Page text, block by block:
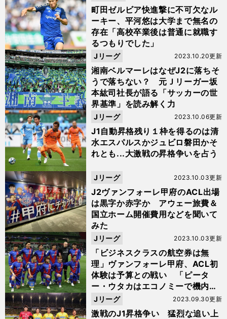
町田ゼルビア快進撃に不可欠なル
ーキー、平河悠は大学まで無名の
存在「高校卒業後は普通に就職す
るつもりでした」
湘南ベルマーレはなぜJ2に落ちそ
うで落ちない？ 元Ｊリーガー坂
本紘司社長が語る「サッカーの世
界基準」を読み解く力
2023.10.20更新
Jリーグ
J1自動昇格残り１枠を得るのは清
水エスパルスかジュビロ磐田かそ
れとも...大激戦の昇格争いを占う
2023.10.06更新
Jリーグ
J2ヴァンフォーレ甲府のACL出場
は黒字か赤字か アウェー旅費＆
国立ホーム開催費用などを聞いて
みた
2023.10.03更新
Jリーグ
「ビジネスクラスの航空券は無
理」ヴァンフォーレ甲府、ACL初
体験は予算との戦い 「ピータ
ー・ウタカはエコノミーで機内食
を...」
2023.10.03更新
Jリーグ
激戦のJ1昇格争い 猛烈な追い上
2023.09.30更新
Jリーグ